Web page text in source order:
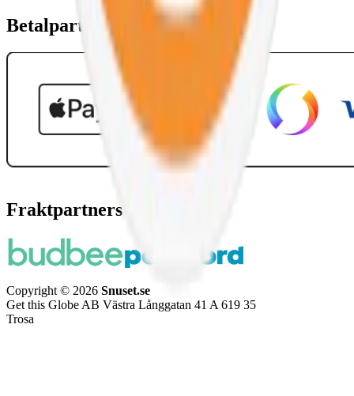
Betalpartner
Fraktpartners
Copyright © 2026 Snuset.se
Get this Globe AB Västra Långgatan 41 A 619 35
Trosa